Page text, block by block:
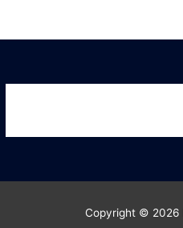
innehåll
Copyright © 2026